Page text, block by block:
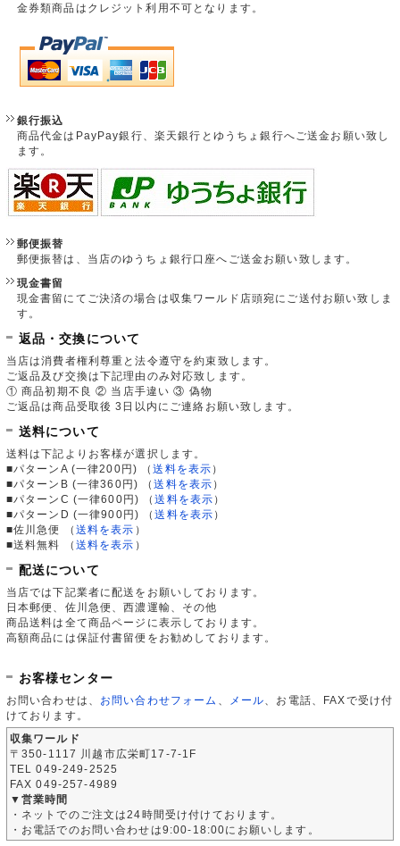
金券類商品はクレジット利用不可となります。
銀行振込
商品代金はPayPay銀行、楽天銀行とゆうちょ銀行へご送金お願い致し
ます。
郵便振替
郵便振替は、当店のゆうちょ銀行口座へご送金お願い致します。
現金書留
現金書留にてご決済の場合は収集ワールド店頭宛にご送付お願い致しま
す。
返品・交換について
当店は消費者権利尊重と法令遵守を約束致します。
ご返品及び交換は下記理由のみ対応致します。
① 商品初期不良 ② 当店手違い ③ 偽物
ご返品は商品受取後 3日以内にご連絡お願い致します。
送料について
送料は下記よりお客様が選択します。
■パターンA (一律200円)
（送料を表示 ）
■パターンB (一律360円)
（送料を表示 ）
■パターンC (一律600円)
（送料を表示 ）
■パターンD (一律900円)
（送料を表示 ）
■佐川急便
（ 送料を表示 ）
■送料無料
（ 送料を表示 ）
配送について
当店では下記業者に配送をお願いしております。
日本郵便、佐川急便、西濃運輸、その他
商品送料は全て商品ページに表示しております。
高額商品には保証付書留便をお勧めしております。
お客様センター
お問い合わせは、 お問い合わせフォーム メール 、お電話、FAXで受け付
けております。
収集ワールド
〒350-1117 川越市広栄町17-7-1F
TEL 049-249-2525
FAX 049-257-4989
▼営業時間
・ネットでのご注文は24時間受け付けております。
・お電話でのお問い合わせは9:00-18:00にお願いします。